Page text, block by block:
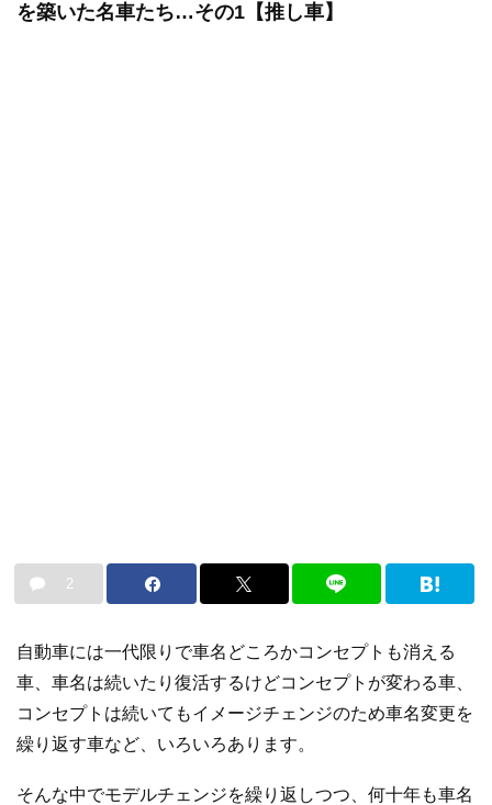
を築いた名車たち…その1【推し車】
2
自動車には一代限りで車名どころかコンセプトも消える
車、車名は続いたり復活するけどコンセプトが変わる車、
コンセプトは続いてもイメージチェンジのため車名変更を
繰り返す車など、いろいろあります。
そんな中でモデルチェンジを繰り返しつつ、何十年も車名